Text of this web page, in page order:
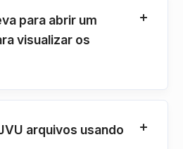
para abrir um
visualizar os
arquivos usando